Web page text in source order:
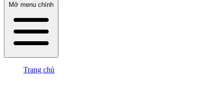
Mở menu chính
Trang chủ